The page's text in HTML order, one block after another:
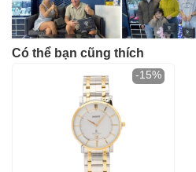
Có thể bạn cũng thích
-15%